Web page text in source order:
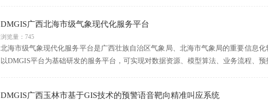
DMGIS广西北海市级气象现代化服务平台
浏览量：745
北海市级气象现代化服务平台是广西壮族自治区气象局、北海市气象局的重要信息
以DMGIS平台为基础研发的服务平台，可实现对数据资源、模型算法、业务流程、
DMGIS广西玉林市基于GIS技术的预警语音靶向精准叫应系统